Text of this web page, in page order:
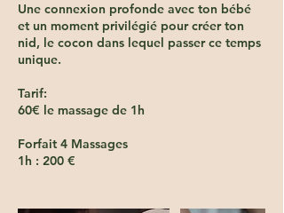
Une connexion profonde avec ton bébé
et un moment privilégié pour créer ton
nid, le cocon dans lequel passer ce temps
unique.
Tarif:
60€ le massage de 1h
Forfait 4 Massages
1h : 200 €